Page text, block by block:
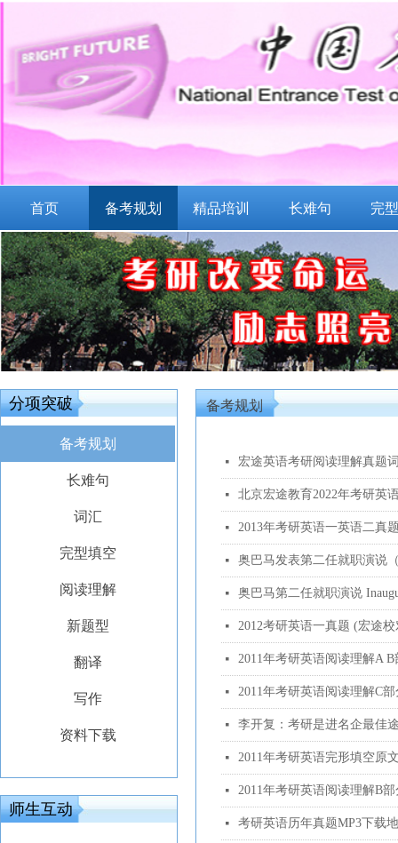
首页 备考规划 精品培训 长难句 完
备考规划
넷 宏途英语考研阅读理解真题
넷 北京宏途教育2022年考研英
넷 2013年考研英语一英语二真
넷 奥巴马发表第二任就职演说
넷 奥巴马第二任就职演说
넷 2012考研英语一真题 (宏途
넷 2011年考研英语阅读理解A
넷 2011年考研英语阅读理解C
넷 李开复：考研是进名企最佳
넷 2011年考研英语完形填空原
넷 2011年考研英语阅读理解B
넷 考研英语历年真题MP3下载
分项突破
备考规划
长难句
词汇
完型填空
阅读理解
新题型
翻译
写作
资料下载
师生互动